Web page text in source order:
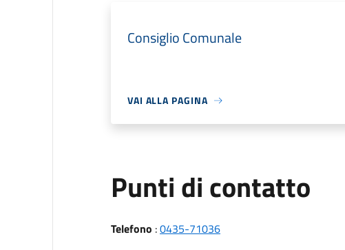
Consiglio Comunale
VAI ALLA PAGINA
Punti di contatto
Telefono :0435-71036